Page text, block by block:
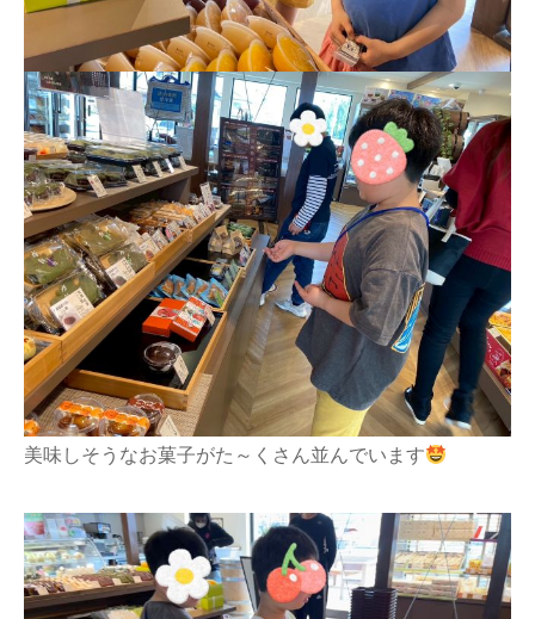
美味しそうなお菓子がた～くさん並んでいます